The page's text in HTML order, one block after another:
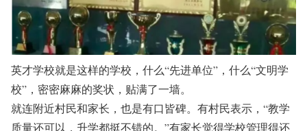
英才学校就是这样的学校，什么“先进单位”，什么“文明学
校”，密密麻麻的奖状，贴满了一墙。
就连附近村民和家长，也是有口皆碑。有村民表示，“教学
质量还可以，升学都挺不错的。”有家长觉得学校管理得还